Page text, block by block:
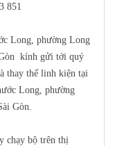
851
Long, phường Long
kính gửi tới quý
thay thế linh kiện tại
Long, phường
Gòn
chạy bộ trên thị